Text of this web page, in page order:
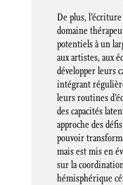
De plus,
domaine
potentiels à un
aux artistes, aux
développer leurs
intégrant
leurs routines
des capacités
approche des
pouvoir
mais est mis en
sur la
hémisphérique